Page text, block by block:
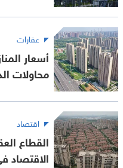
عقارات
أسعار
محاولات
اقتصاد
القطاع
الاقتصاد